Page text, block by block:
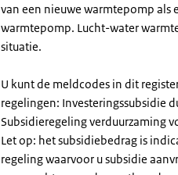
van een nieuwe warmtepomp als
warmtepomp. Lucht-water
situatie.
U kunt de meldcodes in dit
regelingen: Investeringssubsidie
Subsidieregeling verduurzaming
Let op: het subsidiebedrag is
regeling waarvoor u subsidie